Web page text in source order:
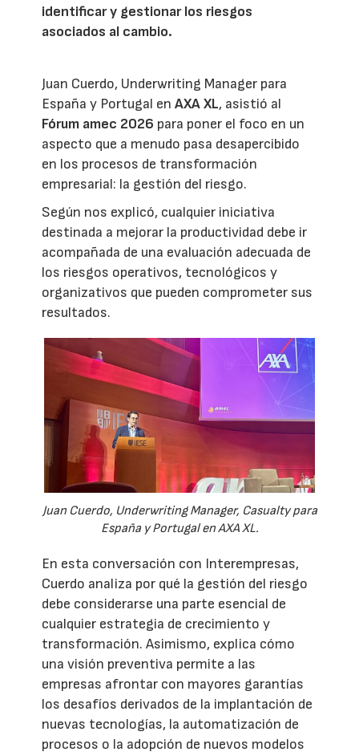
identificar y gestionar los riesgos
asociados al cambio.
Juan Cuerdo, Underwriting Manager para
España y Portugal enAXA XL, asistió al
Fórum amec 2026 para poner el foco en un
aspecto que a menudo pasa desapercibido
en los procesos de transformación
empresarial: la gestión del riesgo.
Según nos explicó, cualquier iniciativa
destinada a mejorar la productividad debe ir
acompañada de una evaluación adecuada de
los riesgos operativos, tecnológicos y
organizativos que pueden comprometer sus
resultados.
Juan Cuerdo, Underwriting Manager, Casualty para
España y Portugal en AXA XL.
En esta conversación con Interempresas,
Cuerdo analiza por qué la gestión del riesgo
debe considerarse una parte esencial de
cualquier estrategia de crecimiento y
transformación. Asimismo, explica cómo
una visión preventiva permite a las
empresas afrontar con mayores garantías
los desafíos derivados de la implantación de
nuevas tecnologías, la automatización de
procesos o la adopción de nuevos modelos